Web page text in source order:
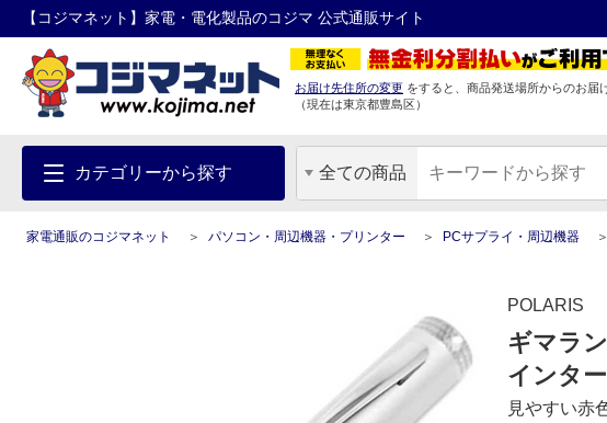
【コジマネット】家電・電化製品のコジマ 公式通販サイト
お届け先住所の変更 をすると、商品発送場所からのお届
（現在は東京都豊島区）
カテゴリーから探す 全ての商品
家電通販のコジマネット パソコン・周辺機器・プリンター PCサプライ・周辺機器
POLARIS
ギマラ
インタ
見やすい赤